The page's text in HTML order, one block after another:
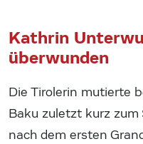
Kathrin
überwunden
Die Tirolerin mutierte
Baku zuletzt kurz
nach dem ersten